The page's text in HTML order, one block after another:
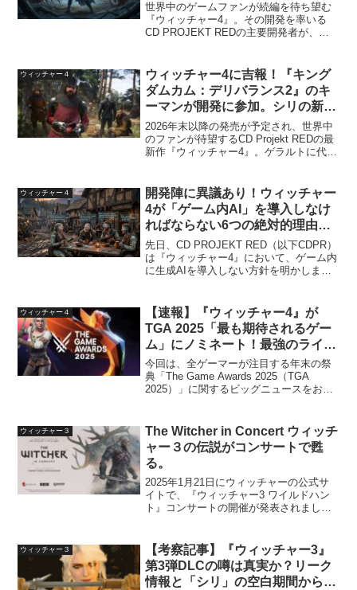
世界中のゲームファンが続編を待ち望む
『ウィッチャー4』。その開発を率いる
CD PROJEKT REDの主要開発者が、前
ッシャーと、新作にかける哲学を語りま
した。ファン...
ウィッチャー４
ウィッチャー4に吉報！『キング
ダムカム：デリバランス2』のキ
ーマンが開発に参加。シリの新た
な冒険はどう進化する？
【witcher4】
2026年末以降の発売が予定され、世界中
のファンが待望するCD Projekt REDの最
新作『ウィッチャー4』。ゲラルトに代わ
する非常にエキサイティングなニュース
が飛...
ウィッチャー４
開発陣に異議あり！ウィッチャー
4が「ゲーム内AI」を導入しなけ
ればならない6つの絶対的理由
【Witcher4】
先日、CD PROJEKT RED（以下CDPR）
は『ウィッチャー4』において、ゲーム内
に生成AIを導入しない方針を明かしまし
守られる」と胸をなでおろしたことでし
ょう。...
ウィッチャー４
【速報】『ウィッチャー4』が
TGA 2025「最も期待されるゲー
ム」にノミネート！最強のライバ
ルたちとCDPRの反応は？
今回は、全ゲーマーが注目する年末の祭
典「The Game Awards 2025（TGA
2025）」に関するビッグニュースをお届
ィッチャー4（The Witcher...
ウィッチャー３
The Witcher in Concert ウィッチ
ャー３の伝説がコンサートで甦
る。
2025年1月21日にウィッチャーの公式サ
イトで、『ウィッチャー3 ワイルドハン
ト』コンサートの開催が発表されまし
界各国で開催されるようです。コンサー
トはどこで開催さ...
ウィッチャー３
【考察記事】『ウィッチャー3』
第3弾DLCの噂は真実か？リーク
情報と「シリ」の空白期間から読